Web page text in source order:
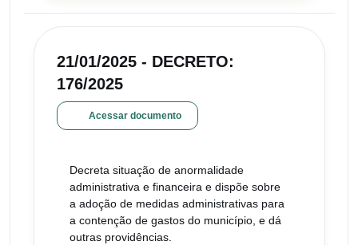
21/01/2025 - DECRETO:
176/2025
Acessar documento
Decreta situação de anormalidade
administrativa e financeira e dispõe sobre
a adoção de medidas administrativas para
a contenção de gastos do município, e dá
outras providências.